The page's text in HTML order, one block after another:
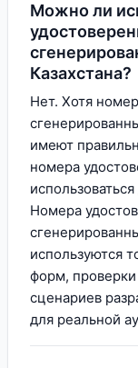
Можно ли
Казахстана?
Нет. Хотя
имеют
номера
Номера
используются
форм,
сценариев
для реальной